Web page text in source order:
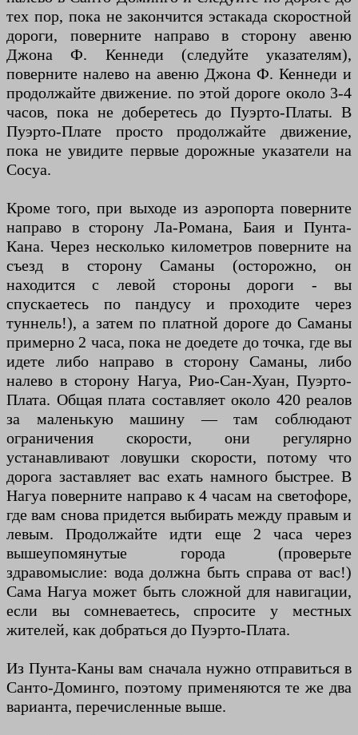
тех пор, пока не закончится эстакада скоростной
дороги, поверните направо в сторону авеню
Джона Ф. Кеннеди (следуйте указателям),
поверните налево на авеню Джона Ф. Кеннеди и
продолжайте движение. по этой дороге около 3-4
часов, пока не доберетесь до Пуэрто-Платы. В
Пуэрто-Плате просто продолжайте движение,
пока не увидите первые дорожные указатели на
Сосуа.
Кроме того, при выходе из аэропорта поверните
направо в сторону Ла-Романа, Баия и Пунта-
Кана. Через несколько километров поверните на
съезд в сторону Саманы (осторожно, он
находится с левой стороны дороги - вы
спускаетесь по пандусу и проходите через
туннель!), а затем по платной дороге до Саманы
примерно 2 часа, пока не доедете до точка, где вы
идете либо направо в сторону Саманы, либо
налево в сторону Нагуа, Рио-Сан-Хуан, Пуэрто-
Плата. Общая плата составляет около 420 реалов
за маленькую машину — там соблюдают
ограничения скорости, они регулярно
устанавливают ловушки скорости, потому что
дорога заставляет вас ехать намного быстрее. В
Нагуа поверните направо к 4 часам на светофоре,
где вам снова придется выбирать между правым и
левым. Продолжайте идти еще 2 часа через
вышеупомянутые города (проверьте
здравомыслие: вода должна быть справа от вас!)
Сама Нагуа может быть сложной для навигации,
если вы сомневаетесь, спросите у местных
жителей, как добраться до Пуэрто-Плата.
Из Пунта-Каны вам сначала нужно отправиться в
Санто-Доминго, поэтому применяются те же два
варианта, перечисленные выше.